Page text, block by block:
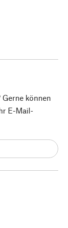
können
E-Mail-